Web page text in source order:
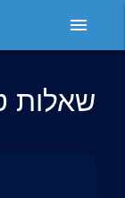
menu
שאלות